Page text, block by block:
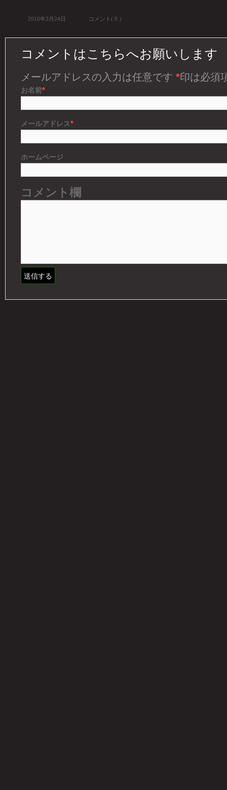
2016年3月24日 コメント( 0 ）
コメントはこちらへお願いします
メールアドレスの入力は任意です *印は必須
お名前*
メールアドレス*
ホームページ
コメント欄